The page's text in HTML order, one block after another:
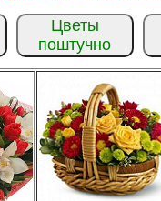
Цветы
поштучно